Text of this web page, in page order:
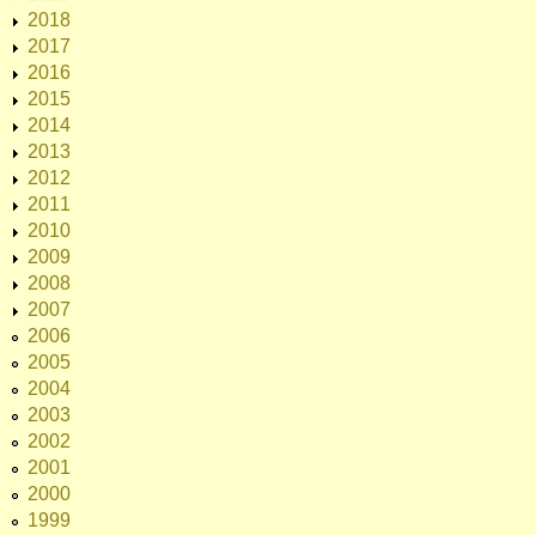
2018
2017
2016
2015
2014
2013
2012
2011
2010
2009
2008
2007
2006
2005
2004
2003
2002
2001
2000
1999